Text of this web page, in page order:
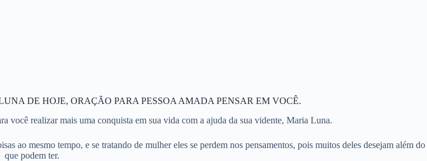
DE HOJE, ORAÇÃO PARA PESSOA AMADA PENSAR EM VOCÊ.
você realizar mais uma conquista em sua vida com a ajuda da sua vidente, Maria Luna.
ao mesmo tempo, e se tratando de mulher eles se perdem nos pensamentos, pois muitos deles desejam além do
que podem ter.